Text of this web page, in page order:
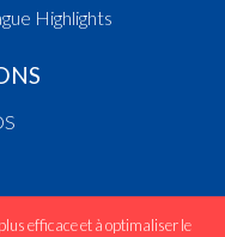
Highlights
efficace et à optimaliser le